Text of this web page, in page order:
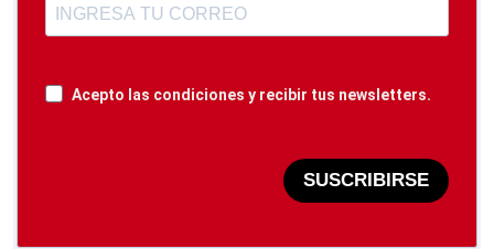
Acepto las condiciones y recibir tus newsletters.
SUSCRIBIRSE